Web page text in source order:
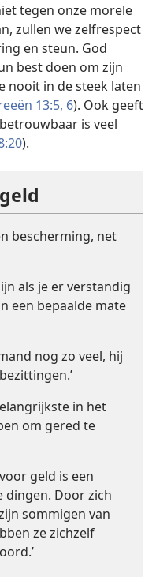
tegen onze morele
zullen we zelfrespect
en steun. God
best doen om zijn
nooit in de steek laten
13:5, 6). Ook geeft
is veel
).
bescherming, net
als je er verstandig
een bepaalde mate
nog zo veel, hij
in het
om gered te
geld is een
dingen. Door zich
sommigen van
ze zichzelf